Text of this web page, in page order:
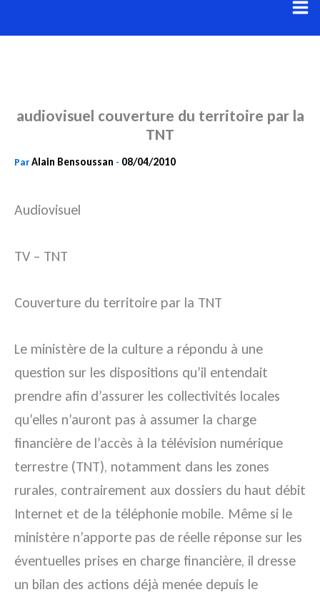
au
audiovisuel couverture du territoire par la
TNT
ParAlain Bensoussan - 08/04/2010
Audiovisuel
TV – TNT
Couverture du territoire par la TNT
Le ministère de la culture a répondu à une
question sur les dispositions qu’il entendait
prendre afin d’assurer les collectivités locales
qu’elles n’auront pas à assumer la charge
financière de l’accès à la télévision numérique
terrestre (TNT), notamment dans les zones
rurales, contrairement aux dossiers du haut débit
Internet et de la téléphonie mobile. Même si le
ministère n’apporte pas de réelle réponse sur les
éventuelles prises en charge financière, il dresse
un bilan des actions déjà menée depuis le